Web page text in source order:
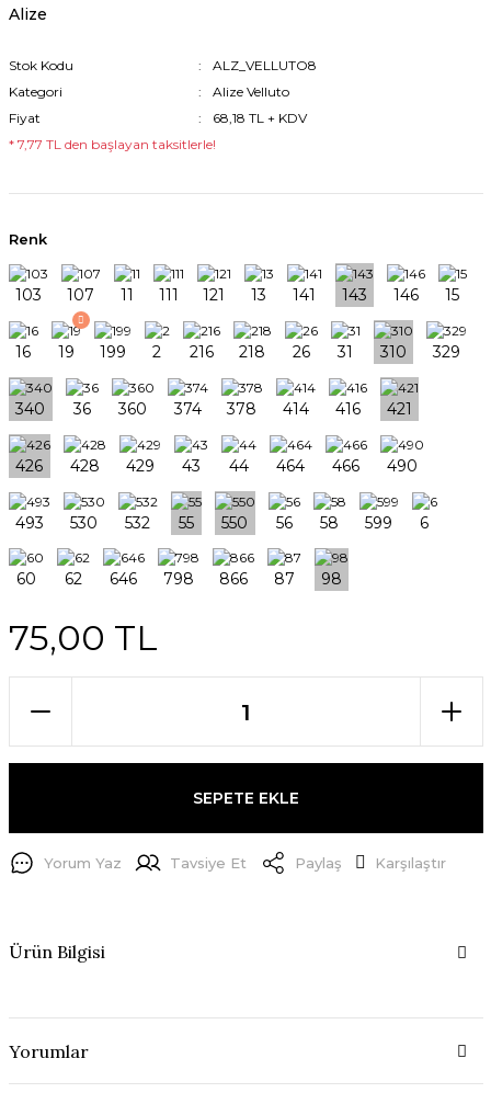
Alize
Stok Kodu
ALZ_VELLUTO8
Kategori
Alize Velluto
Fiyat
68,18 TL + KDV
* 7,77 TL den başlayan taksitlerle!
Renk
75,00 TL
SEPETE EKLE
Yorum Yaz Tavsiye Et Paylaş Karşılaştır
Ürün Bilgisi
Yorumlar